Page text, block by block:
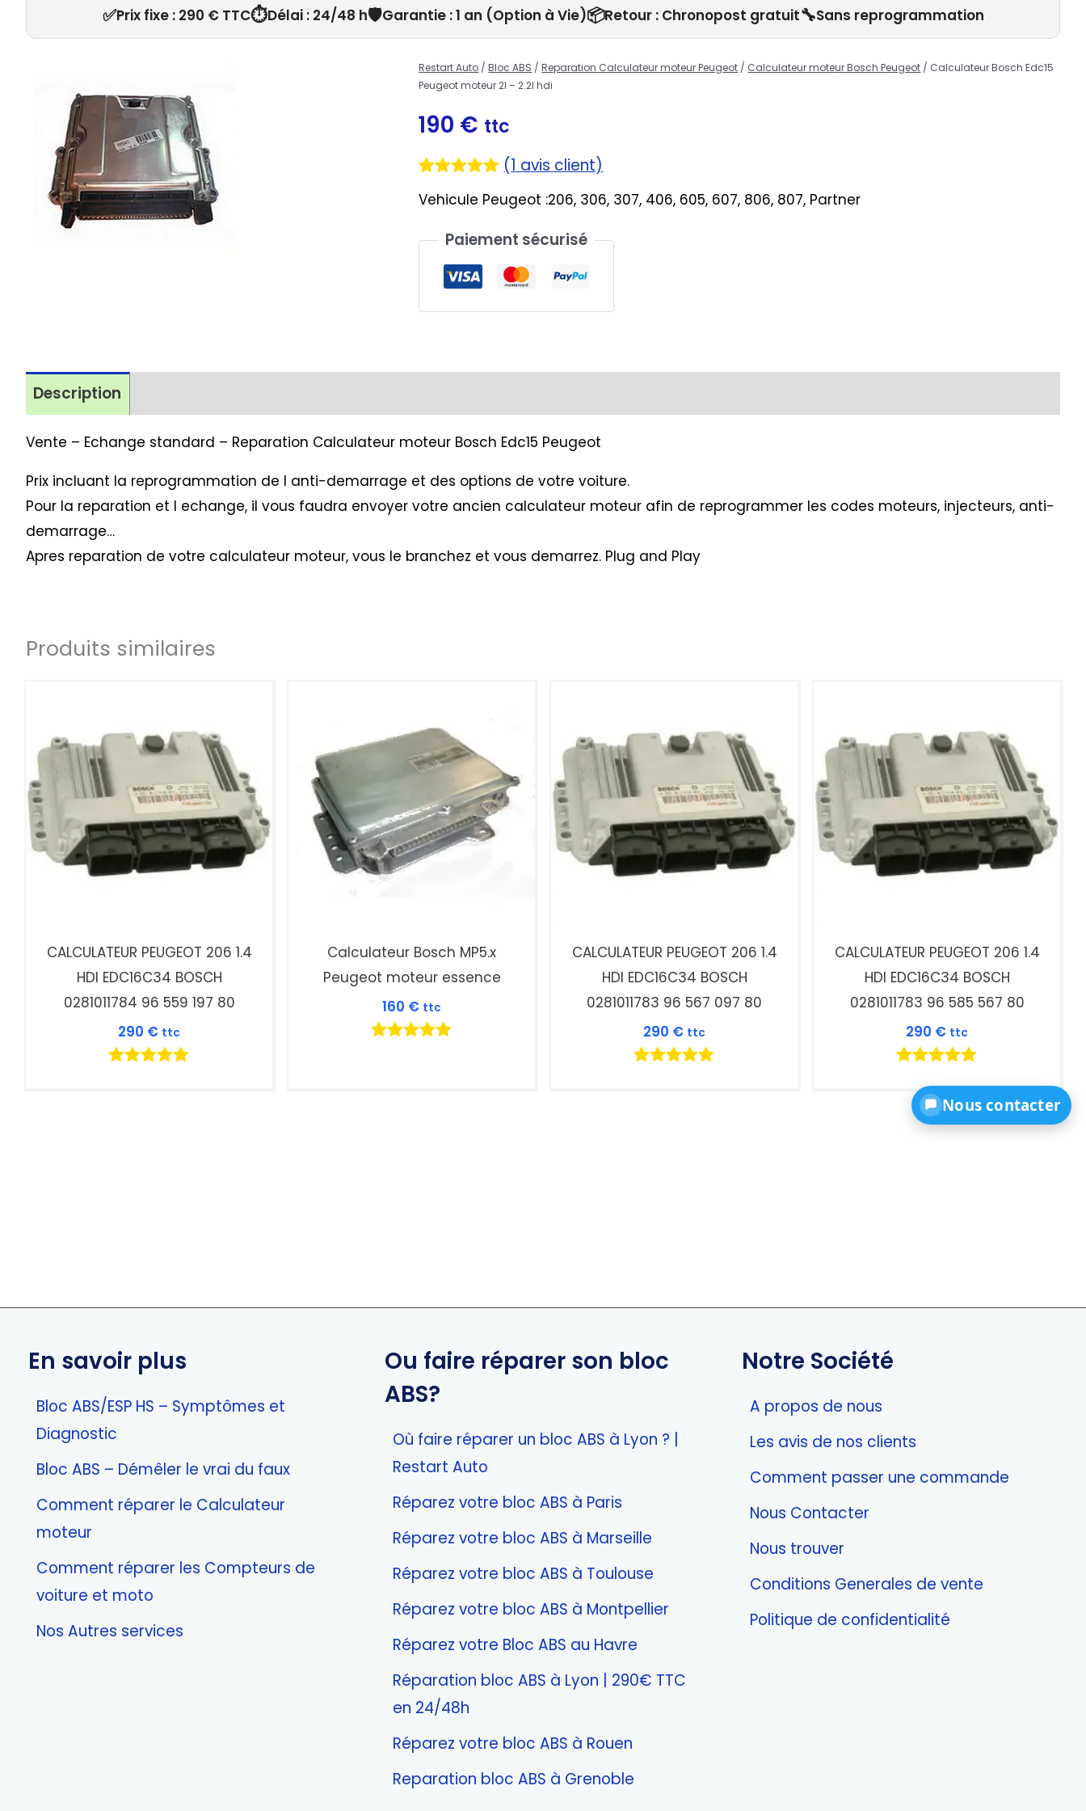
✅Prix fixe : 290 € TTC⏱️Délai : 24/48 h🛡️Garantie : 1 an (Option à Vie)📦Retour : Chronopost gratuit🔧Sans reprogrammation
Restart Auto /Bloc ABS /Reparation Calculateur moteur Peugeot / Calculateur moteur Bosch Peugeot / Calculateur Bosch Edc15
Peugeot moteur 2l – 2.2l hdi
190 € ttc
sur 5
notation
client
(1 avis client)
Vehicule Peugeot :206, 306, 307, 406, 605, 607, 806, 807, Partner
Paiement sécurisé
Description
Vente – Echange standard – Reparation Calculateur moteur Bosch Edc15 Peugeot
Prix incluant la reprogrammation de l anti-demarrage et des options de votre voiture.
Pour la reparation et l echange, il vous faudra envoyer votre ancien calculateur moteur afin de reprogrammer les codes moteurs, injecteurs, anti-
demarrage…
Apres reparation de votre calculateur moteur, vous le branchez et vous demarrez. Plug and Play
Produits similaires
CALCULATEUR PEUGEOT 206 1.4
HDI EDC16C34 BOSCH
0281011784 96 559 197 80
290 € ttc
Calculateur Bosch MP5.x
Peugeot moteur essence
160 € ttc
CALCULATEUR PEUGEOT 206 1.4
HDI EDC16C34 BOSCH
0281011783 96 567 097 80
290 € ttc
CALCULATEUR PEUGEOT 206 1.4
HDI EDC16C34 BOSCH
0281011783 96 585 567 80
290 € ttc
5.00
sur 5
En savoir plus
Bloc ABS/ESP HS – Symptômes et
Diagnostic
Bloc ABS – Démêler le vrai du faux
Comment réparer le Calculateur
moteur
Comment réparer les Compteurs de
voiture et moto
Nos Autres services
Ou faire réparer son bloc
ABS?
Où faire réparer un bloc ABS à Lyon ? |
Restart Auto
Réparez votre bloc ABS à Paris
Réparez votre bloc ABS à Marseille
Réparez votre bloc ABS à Toulouse
Réparez votre bloc ABS à Montpellier
Réparez votre Bloc ABS au Havre
Réparation bloc ABS à Lyon | 290€ TTC
en 24/48h
Réparez votre bloc ABS à Rouen
Reparation bloc ABS à Grenoble
Notre Société
A propos de nous
Les avis de nos clients
Comment passer une commande
Nous Contacter
Nous trouver
Conditions Generales de vente
Politique de confidentialité
Nous contacter